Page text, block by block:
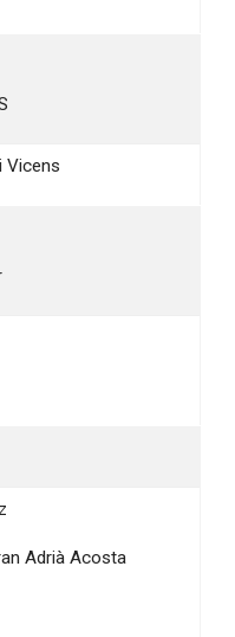
Vicens
Adrià Acosta